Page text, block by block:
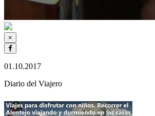
×
01.10.2017
Diario del Viajero